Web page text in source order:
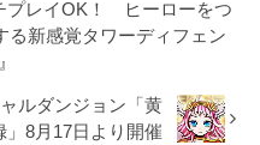
プレイOK！ ヒーローをつ
る新感覚タワーディフェン
ルダンジョン「黄
」8月17日より開催